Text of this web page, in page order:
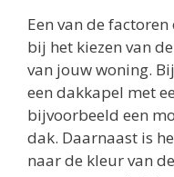
Een van de
bij het kiezen van
van jouw woning.
een dakkapel met
bijvoorbeeld een
dak. Daarnaast is
naar de kleur van